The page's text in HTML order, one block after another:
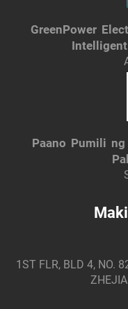
GreenPower
Paano Pumili
1ST FLR, BLD 4, NO.